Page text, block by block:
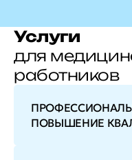
Услуги
для
работников
ПОВЫШЕНИЕ